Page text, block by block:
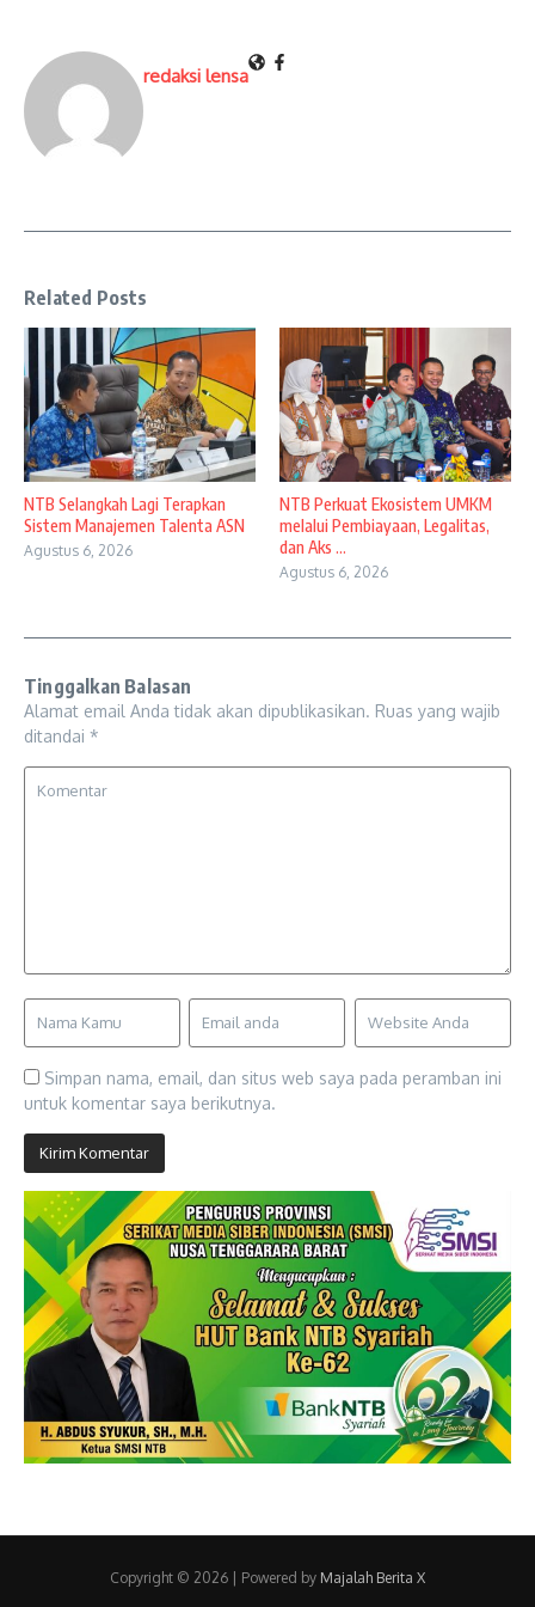
redaksi lensa
Related Posts
NTB Selangkah Lagi Terapkan
Sistem Manajemen Talenta ASN
Agustus 6, 2026
NTB Perkuat Ekosistem UMKM
melalui Pembiayaan, Legalitas,
dan Aks ...
Agustus 6, 2026
Tinggalkan Balasan
Alamat email Anda tidak akan dipublikasikan. Ruas yang wajib
ditandai *
Simpan nama, email, dan situs web saya pada peramban ini
untuk komentar saya berikutnya.
Copyright © 2026 | Powered by Majalah Berita X